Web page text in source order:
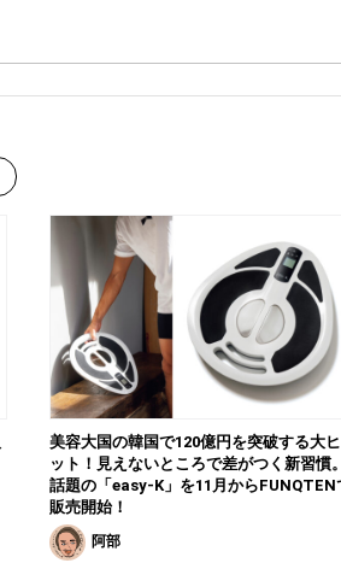
美容大国の韓国で120億円を突破する大ヒ
ット！見えないところで差がつく新習慣
話題の「easy-K」を11月からFUNQTEN
販売開始！
阿部